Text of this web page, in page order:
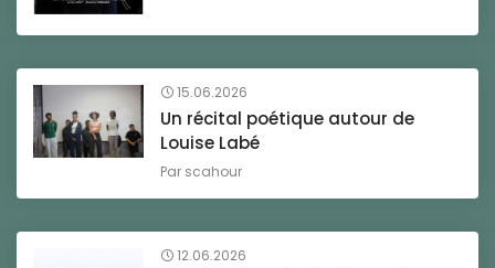
15.06.2026
Un récital poétique autour de
Louise Labé
Par scahour
12.06.2026